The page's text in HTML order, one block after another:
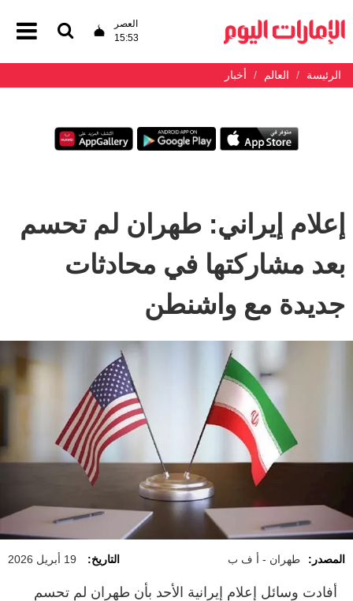
العصر
15:53
الرئيسة العالم أخبار
إعلام إيراني: طهران لم تحسم
بعد مشاركتها في محادثات
جديدة مع واشنطن
المصدر: طهران - أ ف ب التاريخ: 19 أبريل 2026
أفادت وسائل إعلام إيرانية الأحد بأن طهران لم تحسم